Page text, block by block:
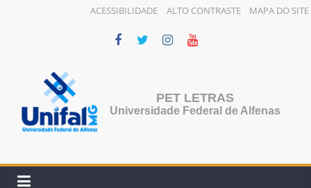
ACESSIBILIDADE ALTO CONTRASTE MAPA DO SITE
conteúdo
PET LETRAS
Universidade Federal de Alfenas